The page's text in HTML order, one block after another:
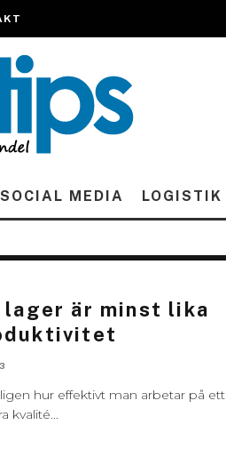
SOCIAL MEDIA LOGISTIK
är minst lika
hur effektivt man arbetar på ett
kvalité...